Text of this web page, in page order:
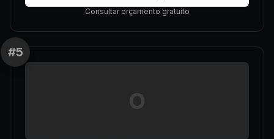
Consultar orçamento gratuito
#5
O